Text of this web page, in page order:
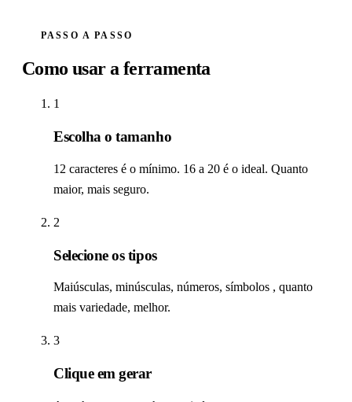
PASSO A PASSO
Como usar a ferramenta
1
Escolha o tamanho
12 caracteres é o mínimo. 16 a 20 é o ideal. Quanto
maior, mais seguro.
2
Selecione os tipos
Maiúsculas, minúsculas, números, símbolos , quanto
mais variedade, melhor.
3
Clique em gerar